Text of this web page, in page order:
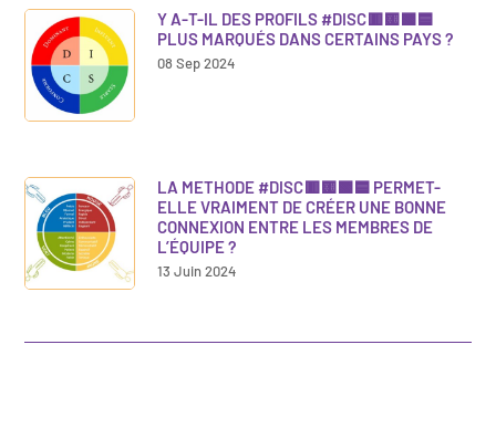
Y A-T-IL DES PROFILS #DISC🟥🟨🟩🟦
PLUS MARQUÉS DANS CERTAINS PAYS ?
08 Sep 2024
LA METHODE #DISC🟥🟨🟩🟦 PERMET-
ELLE VRAIMENT DE CRÉER UNE BONNE
CONNEXION ENTRE LES MEMBRES DE
L’ÉQUIPE ?
13 Juin 2024